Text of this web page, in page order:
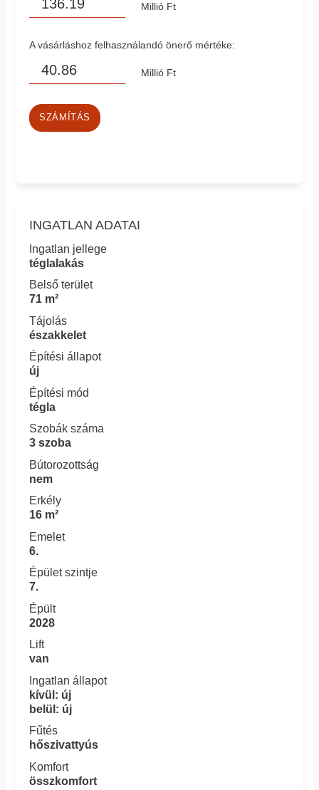
Millió Ft
A vásárláshoz felhasználandó önerő mértéke:
Millió Ft
SZÁMÍTÁS
INGATLAN ADATAI
Ingatlan jellege
téglalakás
Belső terület
71 m²
Tájolás
északkelet
Építési állapot
új
Építési mód
tégla
Szobák száma
3 szoba
Bútorozottság
nem
Erkély
16 m²
Emelet
6.
Épület szintje
7.
Épült
2028
Lift
van
Ingatlan állapot
kívül: új
belül: új
Fűtés
hőszivattyús
Komfort
összkomfort